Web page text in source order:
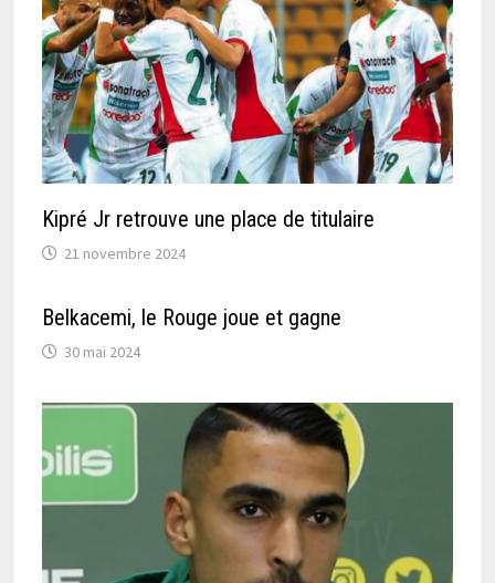
Kipré Jr retrouve une place de titulaire
21 novembre 2024
Belkacemi, le Rouge joue et gagne
30 mai 2024